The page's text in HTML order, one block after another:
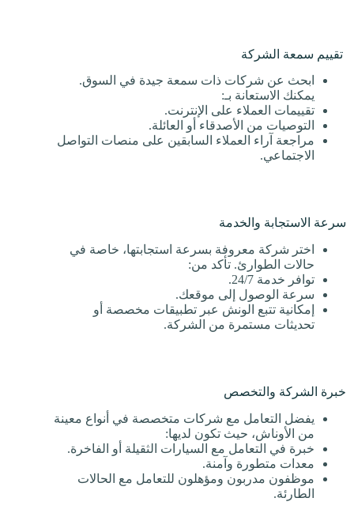
تقييم سمعة الشركة
ابحث عن شركات ذات سمعة جيدة في السوق.
يمكنك الاستعانة بـ:
تقييمات العملاء على الإنترنت.
التوصيات من الأصدقاء أو العائلة.
مراجعة آراء العملاء السابقين على منصات التواصل
الاجتماعي.
سرعة الاستجابة والخدمة
اختر شركة معروفة بسرعة استجابتها، خاصة في
حالات الطوارئ. تأكد من:
توافر خدمة 24/7.
سرعة الوصول إلى موقعك.
إمكانية تتبع الونش عبر تطبيقات مخصصة أو
تحديثات مستمرة من الشركة.
خبرة الشركة والتخصص
يفضل التعامل مع شركات متخصصة في أنواع معينة
من الأوناش، حيث تكون لديها:
خبرة في التعامل مع السيارات الثقيلة أو الفاخرة.
معدات متطورة وآمنة.
موظفون مدربون ومؤهلون للتعامل مع الحالات
الطارئة.